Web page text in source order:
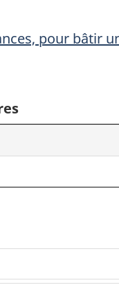
pour bâtir